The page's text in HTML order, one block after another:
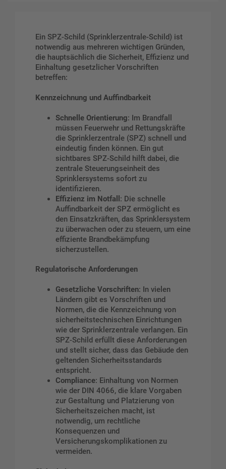
Ein SPZ-Schild (Sprinklerzentrale-Schild) ist
notwendig aus mehreren wichtigen Gründen,
die hauptsächlich die Sicherheit, Effizienz und
Einhaltung gesetzlicher Vorschriften
betreffen:
Kennzeichnung und Auffindbarkeit
Schnelle Orientierung: Im Brandfall
müssen Feuerwehr und Rettungskräfte
die Sprinklerzentrale (SPZ) schnell und
eindeutig finden können. Ein gut
sichtbares SPZ-Schild hilft dabei, die
zentrale Steuerungseinheit des
Sprinklersystems sofort zu
identifizieren.
Effizienz im Notfall : Die schnelle
Auffindbarkeit der SPZ ermöglicht es
den Einsatzkräften, das Sprinklersystem
zu überwachen oder zu steuern, um eine
effiziente Brandbekämpfung
sicherzustellen.
Regulatorische Anforderungen
Gesetzliche Vorschriften: In vielen
Ländern gibt es Vorschriften und
Normen, die die Kennzeichnung von
sicherheitstechnischen Einrichtungen
wie der Sprinklerzentrale verlangen. Ein
SPZ-Schild erfüllt diese Anforderungen
und stellt sicher, dass das Gebäude den
geltenden Sicherheitsstandards
entspricht.
Compliance: Einhaltung von Normen
wie der DIN 4066, die klare Vorgaben
zur Gestaltung und Platzierung von
Sicherheitszeichen macht, ist
notwendig, um rechtliche
Konsequenzen und
Versicherungskomplikationen zu
vermeiden.